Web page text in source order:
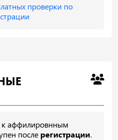
проверки по
к аффилировнным
после регистрации.